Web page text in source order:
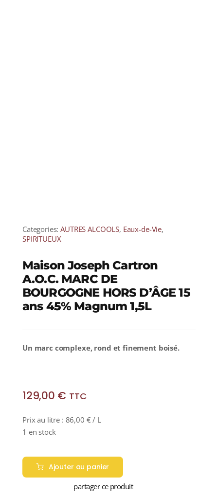
Categories:AUTRES ALCOOLS, Eaux-de-Vie,
SPIRITUEUX
Maison Joseph Cartron
A.O.C. MARC DE
BOURGOGNE HORS D’ÂGE 15
ans 45% Magnum 1,5L
Un marc complexe, rond et finement boisé.
129,00 € TTC
Prix au litre : 86,00 € / L
1 en stock
de
Maison
Ajouter au panier
partager ce produit